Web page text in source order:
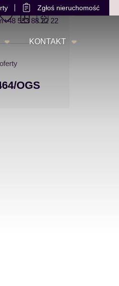
Zgłoś nieruchomość
+48 533 88 22 22
KONTAKT
OGS